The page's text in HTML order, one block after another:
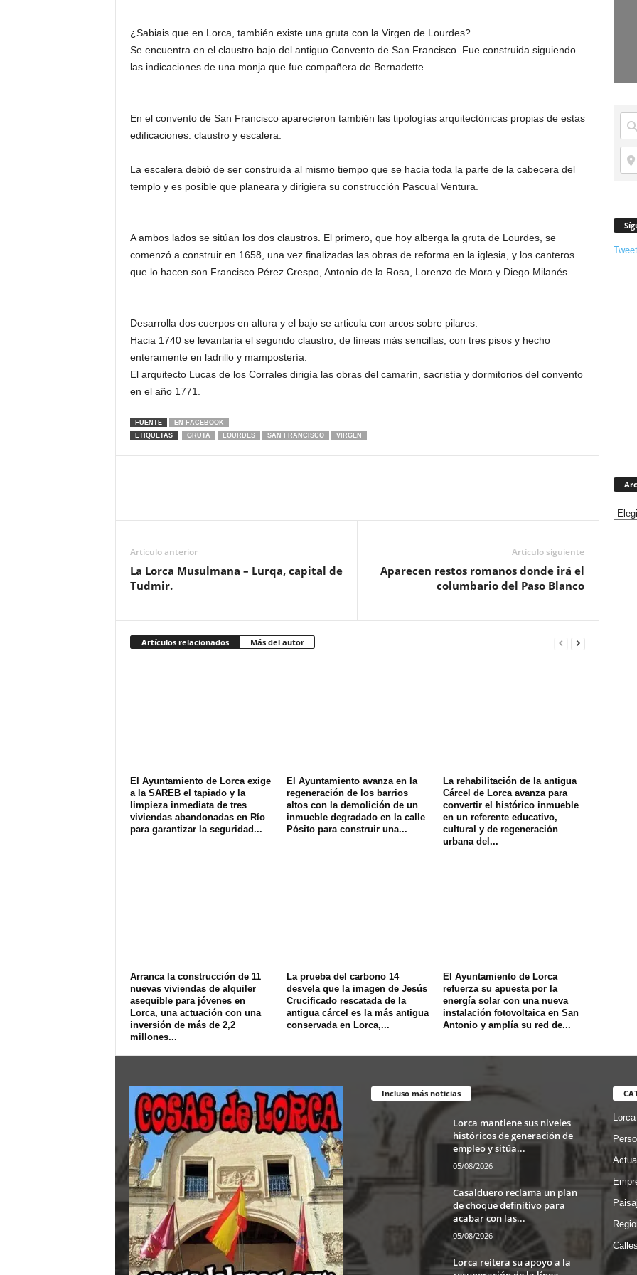
¿Sabiais que en Lorca, también existe una gruta con la Virgen de Lourdes?
Se encuentra en el claustro bajo del antiguo Convento de San Francisco. Fue construida siguiendo
las indicaciones de una monja que fue compañera de Bernadette.
En el convento de San Francisco aparecieron también las tipologías arquitectónicas propias de estas
edificaciones: claustro y escalera.
La escalera debió de ser construida al mismo tiempo que se hacía toda la parte de la cabecera del
templo y es posible que planeara y dirigiera su construcción Pascual Ventura.
A ambos lados se sitúan los dos claustros. El primero, que hoy alberga la gruta de Lourdes, se
comenzó a construir en 1658, una vez finalizadas las obras de reforma en la iglesia, y los canteros
que lo hacen son Francisco Pérez Crespo, Antonio de la Rosa, Lorenzo de Mora y Diego Milanés.
Desarrolla dos cuerpos en altura y el bajo se articula con arcos sobre pilares.
Hacia 1740 se levantaría el segundo claustro, de líneas más sencillas, con tres pisos y hecho
enteramente en ladrillo y mampostería.
El arquitecto Lucas de los Corrales dirigía las obras del camarín, sacristía y dormitorios del convento
en el año 1771.
FUENTE
EN FACEBOOK
ETIQUETAS
GRUTA LOURDES SAN FRANCISCO VIRGEN
Artículo anterior
La Lorca Musulmana – Lurqa, capital de
Tudmir.
Artículo siguiente
Aparecen restos romanos donde irá el
columbario del Paso Blanco
Artículos relacionados Más del autor
El Ayuntamiento de Lorca exige
a la SAREB el tapiado y la
limpieza inmediata de tres
viviendas abandonadas en Río
para garantizar la seguridad...
El Ayuntamiento avanza en la
regeneración de los barrios
altos con la demolición de un
inmueble degradado en la calle
Pósito para construir una...
La rehabilitación de la antigua
Cárcel de Lorca avanza para
convertir el histórico inmueble
en un referente educativo,
cultural y de regeneración
urbana del...
Arranca la construcción de 11
nuevas viviendas de alquiler
asequible para jóvenes en
Lorca, una actuación con una
inversión de más de 2,2
millones...
La prueba del carbono 14
desvela que la imagen de Jesús
Crucificado rescatada de la
antigua cárcel es la más antigua
conservada en Lorca,...
El Ayuntamiento de Lorca
refuerza su apuesta por la
energía solar con una nueva
instalación fotovoltaica en San
Antonio y amplía su red de...
Incluso más noticias
Lorca mantiene sus niveles
históricos de generación de
empleo y sitúa...
05/08/2026
Casalduero reclama un plan
de choque definitivo para
acabar con las...
05/08/2026
Lorca reitera su apoyo a la
Lorca